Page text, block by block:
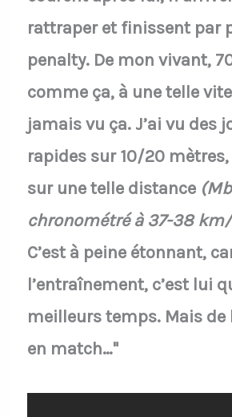
rattraper et finissent par
penalty. De mon vivant,
comme ça, à une telle
jamais vu ça. J’ai vu des
rapides sur 10/20
sur une telle distance
chronométré à 37-38
C’est à peine étonnant,
l’entraînement, c’est lui
meilleurs temps. Mais de
en match…"